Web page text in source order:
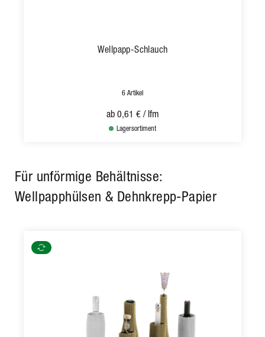
Wellpapp-Schlauch
6 Artikel
ab 0,61 € / lfm
Lagersortiment
Für unförmige Behältnisse:
Wellpapphülsen & Dehnkrepp-Papier